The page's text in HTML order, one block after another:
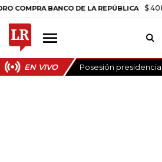
BANCO DE LA REPÚBLICA $
EN VIVO Posesión